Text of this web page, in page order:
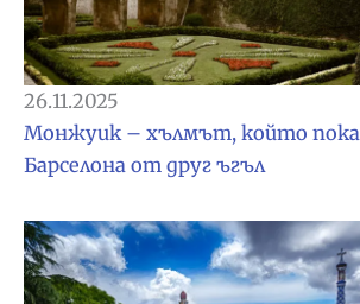
26.11.2025
Монжуик – хълмът, който
Барселона от друг ъгъл